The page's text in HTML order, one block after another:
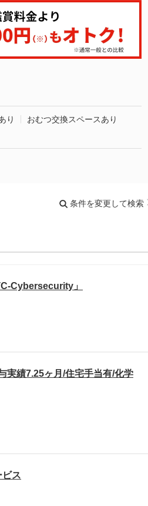
り
おむつ交換スペースあり
条件を変更して検索
Cybersecurity」
実績7.25ヶ月/住宅手当有/化学
ビス